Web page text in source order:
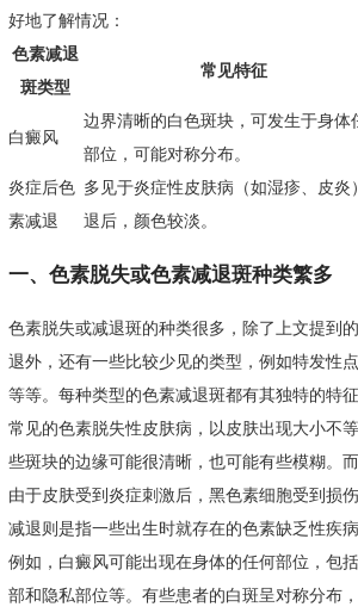
好地了解情况：
色素减退
斑类型
常见特征
白癜风
边界清晰的白色斑块，可发生于身体
部位，可能对称分布。
炎症后色
素减退
多见于炎症性皮肤病（如湿疹、皮炎
退后，颜色较淡。
一、色素脱失或色素减退斑种类繁多
色素脱失或减退斑的种类很多，除了上文提到
退外，还有一些比较少见的类型，例如特发性
等等。每种类型的色素减退斑都有其独特的特
常见的色素脱失性皮肤病，以皮肤出现大小不
些斑块的边缘可能很清晰，也可能有些模糊。
由于皮肤受到炎症刺激后，黑色素细胞受到损
减退则是指一些出生时就存在的色素缺乏性疾病
例如，白癜风可能出现在身体的任何部位，包
部和隐私部位等。有些患者的白斑呈对称分布